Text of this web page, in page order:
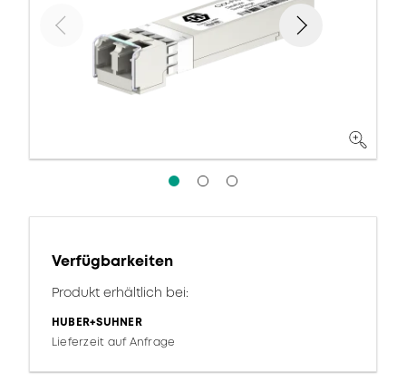
Verfügbarkeiten
Produkt erhältlich bei:
HUBER+SUHNER
Lieferzeit auf Anfrage